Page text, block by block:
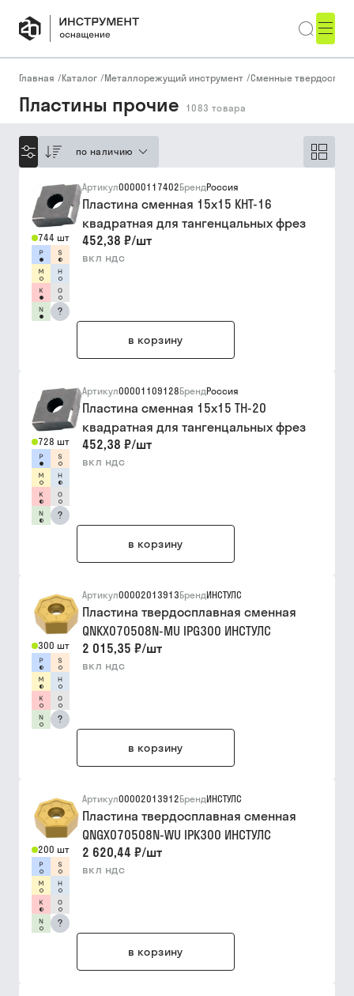
Главная /Каталог /Металлорежущий инструмент /Сменные
Пластины прочие 1083 товара
по наличию
744 шт
?
Артикул00000117402БрендРоссия
Пластина сменная 15х15 КНТ-16
квадратная для тангенцальных фрез
452,38 ₽/шт
вкл ндс
в корзину
728 шт
?
Артикул00001109128БрендРоссия
Пластина сменная 15х15 ТН-20
квадратная для тангенцальных фрез
452,38 ₽/шт
вкл ндс
в корзину
300 шт
?
Артикул00002013913БрендИНСТУЛС
Пластина твердосплавная сменная
QNKX070508N-MU IPG300 ИНСТУЛС
2 015,35 ₽/шт
вкл ндс
в корзину
200 шт
?
Артикул00002013912БрендИНСТУЛС
Пластина твердосплавная сменная
QNGX070508N-WU IPK300 ИНСТУЛС
2 620,44 ₽/шт
вкл ндс
в корзину